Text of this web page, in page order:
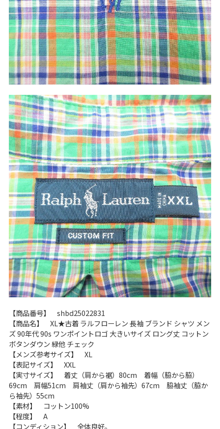
60年代 50年代 40年代
すべての年代を見る
週刊ラッシュアウト新聞
古着コラム
メディア・イベント情報
Youtube 古着屋Rush Out チャンネル
スタッフコーディネート
ご利用案内
お客様の声
レビュー1万件突破
お気に入りリスト
会員登録
メルマガ登録
店舗一覧
古着卸売
特定商取引法に基づく表示
プライバシーポリシー
お問い合わせ
【商品番号】 shbd25022831
【商品名】 XL★古着 ラルフローレン 長袖 ブランド シャツ メン
ズ 90年代 90s ワンポイントロゴ 大きいサイズ ロング丈 コットン
ボタンダウン 緑他 チェック
【メンズ参考サイズ】 XL
【表記サイズ】 XXL
【実寸サイズ】 着丈（肩から裾）80cm 着幅（脇から脇）
69cm 肩幅51cm 肩袖丈（肩から袖先）67cm 脇袖丈（脇か
ら袖先）55cm
【素材】 コットン100%
【程度】 A
【コンディション】 全体良好。